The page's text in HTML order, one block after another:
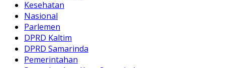
Kesehatan
Nasional
Parlemen
DPRD Kaltim
DPRD Samarinda
Pemerintahan